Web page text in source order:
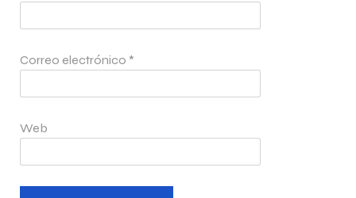
Correo electrónico *
Web